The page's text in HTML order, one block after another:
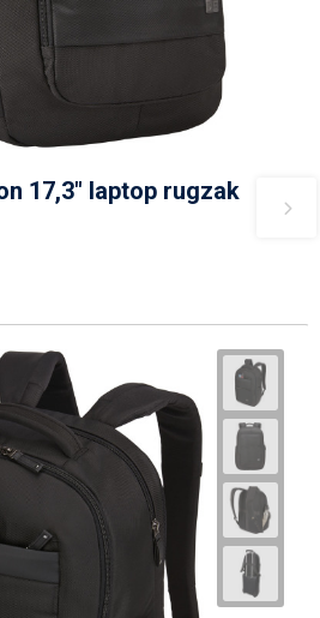
17,3" laptop rugzak